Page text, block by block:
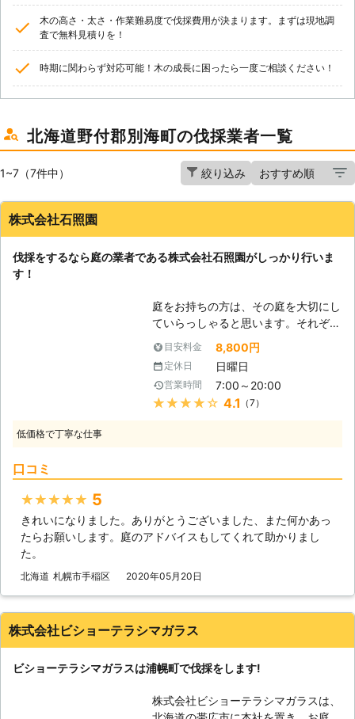
木の高さ・太さ・作業難易度で伐採費用が決まります。まずは現地調
査で無料見積りを！
時期に関わらず対応可能！木の成長に困ったら一度ご相談ください！
北海道野付郡別海町の伐採業者一覧
1~7（7件中） 絞り込み
株式会社石照園
伐採をするなら庭の業者である株式会社石照園がしっかり行いま
す！
庭をお持ちの方は、その庭を大切にし
ていらっしゃると思います。それぞれ
木花に愛情を注いであげていることか
と思います。しかし、だからこそ時に
処分を検討しないといけない時がある
のです。庭木が思った以上に育ちすぎ
てしまい、自分では処理できなくなっ
と不必要に枝が育ち、病気や害虫発生
の原因となってしまうでしょう。そう
せいで悪化してしまう危険性があるの
ません。その作業が伐採です。つまり
は庭木を切り倒す作業のことを言いま
のためには切った方が良い時があるの
照園におまかせを！】 しかし、大き
目安料金 8,800円
定休日 日曜日
営業時間 7:00～20:00
★★★★★ 4.1 （7）
低価格で丁寧な仕事
口コミ
★★★★★ 5
きれいになりました。ありがとうございました、また何かあっ
たらお願いします。庭のアドバイスもしてくれて助かりまし
た。
北海道 札幌市手稲区 2020年05月20日
株式会社ビショーテラシマガラス
ビショーテラシマガラスは浦幌町で伐採をします!
株式会社ビショーテラシマガラスは、